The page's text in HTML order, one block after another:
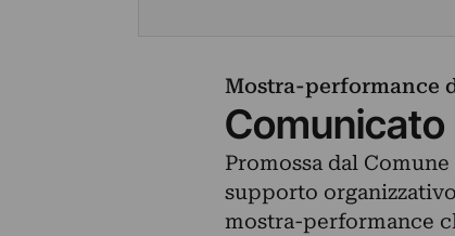
Mostra-performance
Promossa dal
supporto
mostra-performance